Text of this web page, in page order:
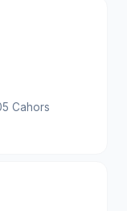
Cahors